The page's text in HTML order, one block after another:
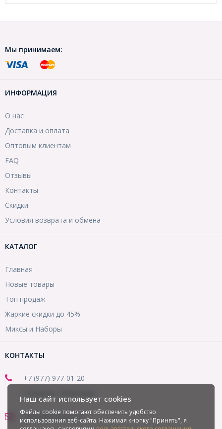
Мы принимаем:
ИНФОРМАЦИЯ
О нас
Доставка и оплата
Оптовым клиентам
FAQ
Отзывы
Контакты
Скидки
Условия возврата и обмена
КАТАЛОГ
Главная
Новые товары
Топ продаж
Жаркие скидки до 45%
Миксы и Наборы
КОНТАКТЫ
+7 (977) 977-01-20
office@mirbusin.ru
Наш сайт использует cookies
Файлы cookie помогают обеспечить удобство
использования веб-сайта. Нажимая кнопку "Принять", я